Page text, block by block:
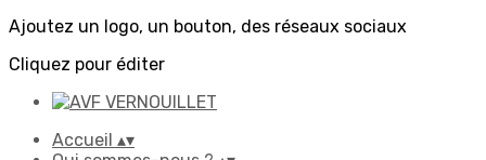
Ajoutez un logo, un bouton, des réseaux sociaux
Cliquez pour éditer
Accueil ▴▾